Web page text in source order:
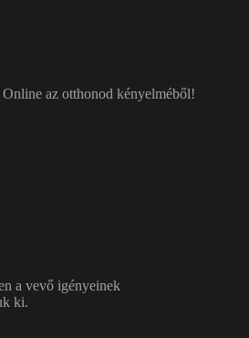
az otthonod kényelméből!
a vevő igényeinek
ki.